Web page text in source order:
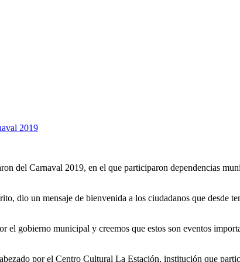
2019
del Carnaval 2019, en el que participaron dependencias
dio un mensaje de bienvenida a los ciudadanos que desde
gobierno municipal y creemos que estos son eventos
por el Centro Cultural La Estación, institución que